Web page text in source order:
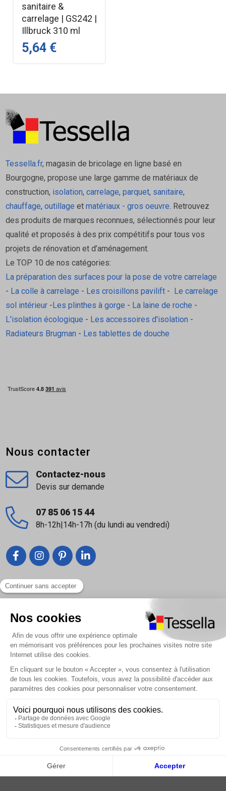
sanitaire &
carrelage | GS242 |
Illbruck 310 ml
5,64 €
Tessella.fr, magasin de bricolage en ligne basé en
Bourgogne, propose une large gamme de matériaux de
construction, isolation, carrelage, parquet, sanitaire,
chauffage, outillage et matériaux - gros oeuvre . Retrouvez
des produits de marques reconnues, sélectionnés pour leur
qualité et proposés à des prix compétitifs pour tous vos
projets de rénovation et d’aménagement.
Le TOP 10 de nos catégories:
La préparation des surfaces pour la pose de votre carrelage
- La colle à carrelage - Les croisillons pavilift- Le carrelage
sol intérieur-Les plinthes à gorge - La laine de roche -
L'isolation écologique - Les accessoires d'isolation -
Radiateurs Brugman - Les tablettes de douche
Liens utiles
Nous contacter
À propos
Paiement sécurisé
Livraison | Retour client
Nos tutos
Connexion / Inscription
Nous contacter
Contactez-nous
Devis sur demande
07 85 06 15 44
8h-12h|14h-17h (du lundi au vendredi)
2018 - 2026 © Tessella, Tous droits réservés